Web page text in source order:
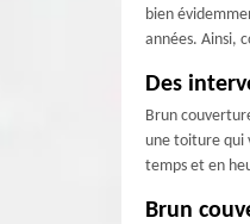
bien
années. Ainsi,
Des
Brun
une toiture qui
temps et en
Brun